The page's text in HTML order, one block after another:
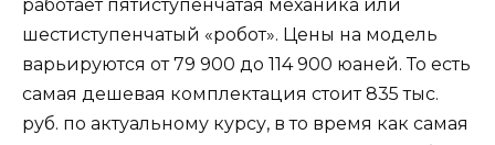
работает пятиступенчатая механика или
шестиступенчатый «робот». Цены на модель
варьируются от 79 900 до 114 900 юаней. То есть
самая дешевая комплектация стоит 835 тыс.
руб. по актуальному курсу, в то время как самая